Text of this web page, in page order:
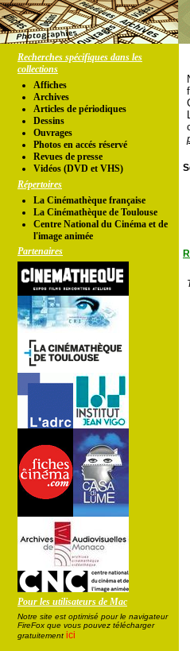
Recherches spécifiques dans les
collections
Affiches
Archives
Articles de périodiques
Dessins
Ouvrages
Photos en accés réservé
Revues de presse
Vidéos (DVD et VHS)
Répertoires
La Cinémathèque française
La Cinémathèque de Toulouse
Centre National du Cinéma et de
l'image animée
Partenaires
Pour les utilisateurs de Mac
Notre site est optimisé pour le navigateur
FireFox que vous pouvez télécharger
gratuitement ici